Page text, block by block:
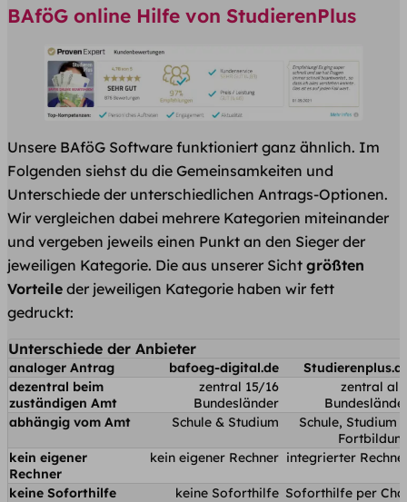
BAföG online Hilfe von StudierenPlus
Unsere BAföG Software funktioniert ganz ähnlich. Im
Folgenden siehst du die Gemeinsamkeiten und
Unterschiede der unterschiedlichen Antrags-Optionen.
Wir vergleichen dabei mehrere Kategorien miteinander
und vergeben jeweils einen Punkt an den Sieger der
jeweiligen Kategorie. Die aus unserer Sicht größten
Vorteile der jeweiligen Kategorie haben wir fett
gedruckt:
Unterschiede der Anbieter
analoger Antrag bafoeg-digital.de
dezentral beim
zuständigen Amt
zentral 15/16
Bundesländer
zentral
abhängig vom Amt
Schule & Studium
Schule, Studium
kein eigener
Rechner
kein eigener Rechner integrierter
keine Soforthilfe keine Soforthilfe Soforthilfe per